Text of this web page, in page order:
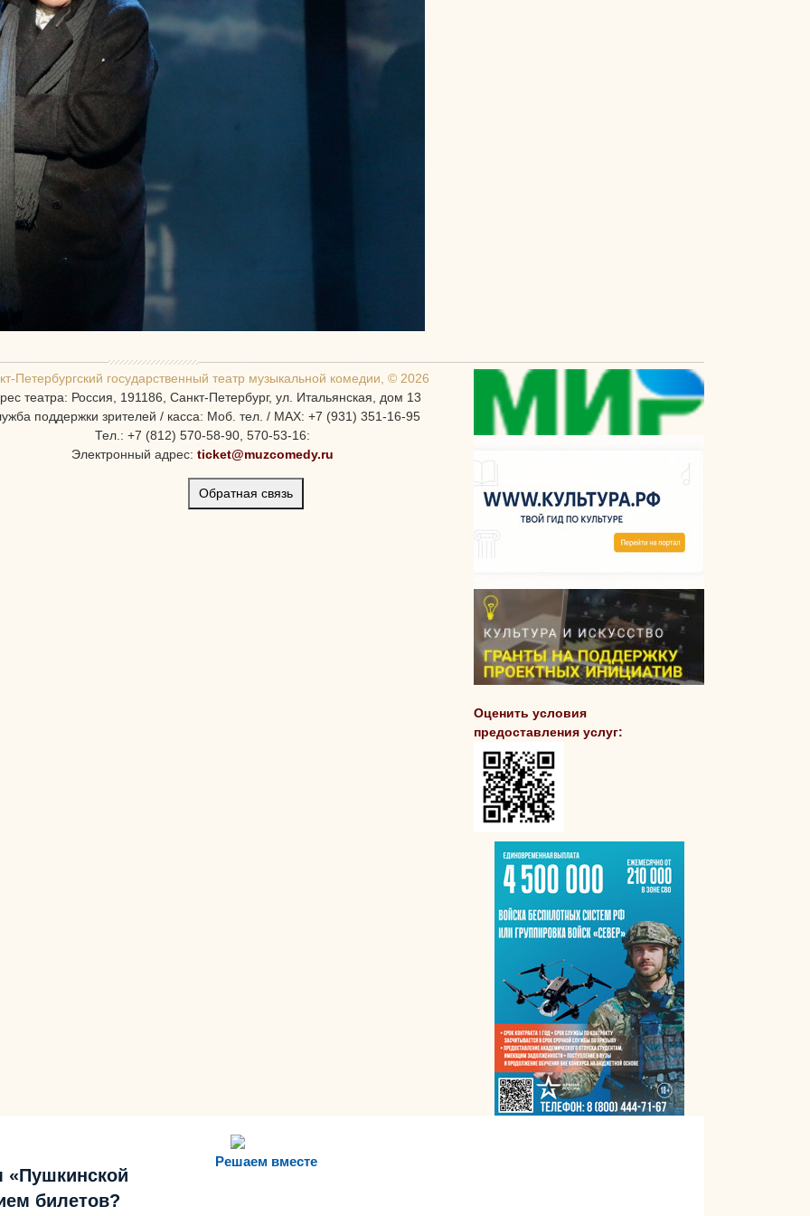
Петербургcкий государственный театр музыкальной комедии, © 2026
театра: Россия, 191186, Санкт-Петербург, ул. Итальянская, дом 13
поддержки зрителей / касса: Моб. тел. / MAX: +7 (931) 351-16-95
Тел.: +7 (812) 570-58-90, 570-53-16:
Электронный адрес: ticket@muzcomedy.ru
Обратная связь
Оценить условия
предоставления услуг:
Решаем вместе
«Пушкинской
билетов?